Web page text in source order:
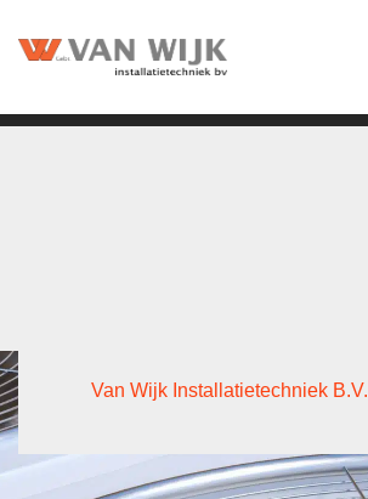
Van Wijk Installatietechniek B.V.